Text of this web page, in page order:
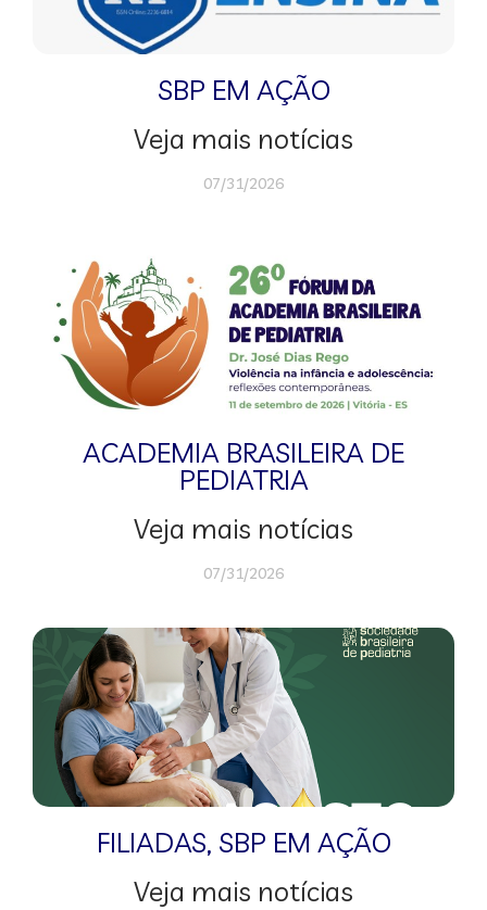
SBP EM AÇÃO
Veja mais notícias
07/31/2026
ACADEMIA BRASILEIRA DE
PEDIATRIA
Veja mais notícias
07/31/2026
FILIADAS, SBP EM AÇÃO
Veja mais notícias